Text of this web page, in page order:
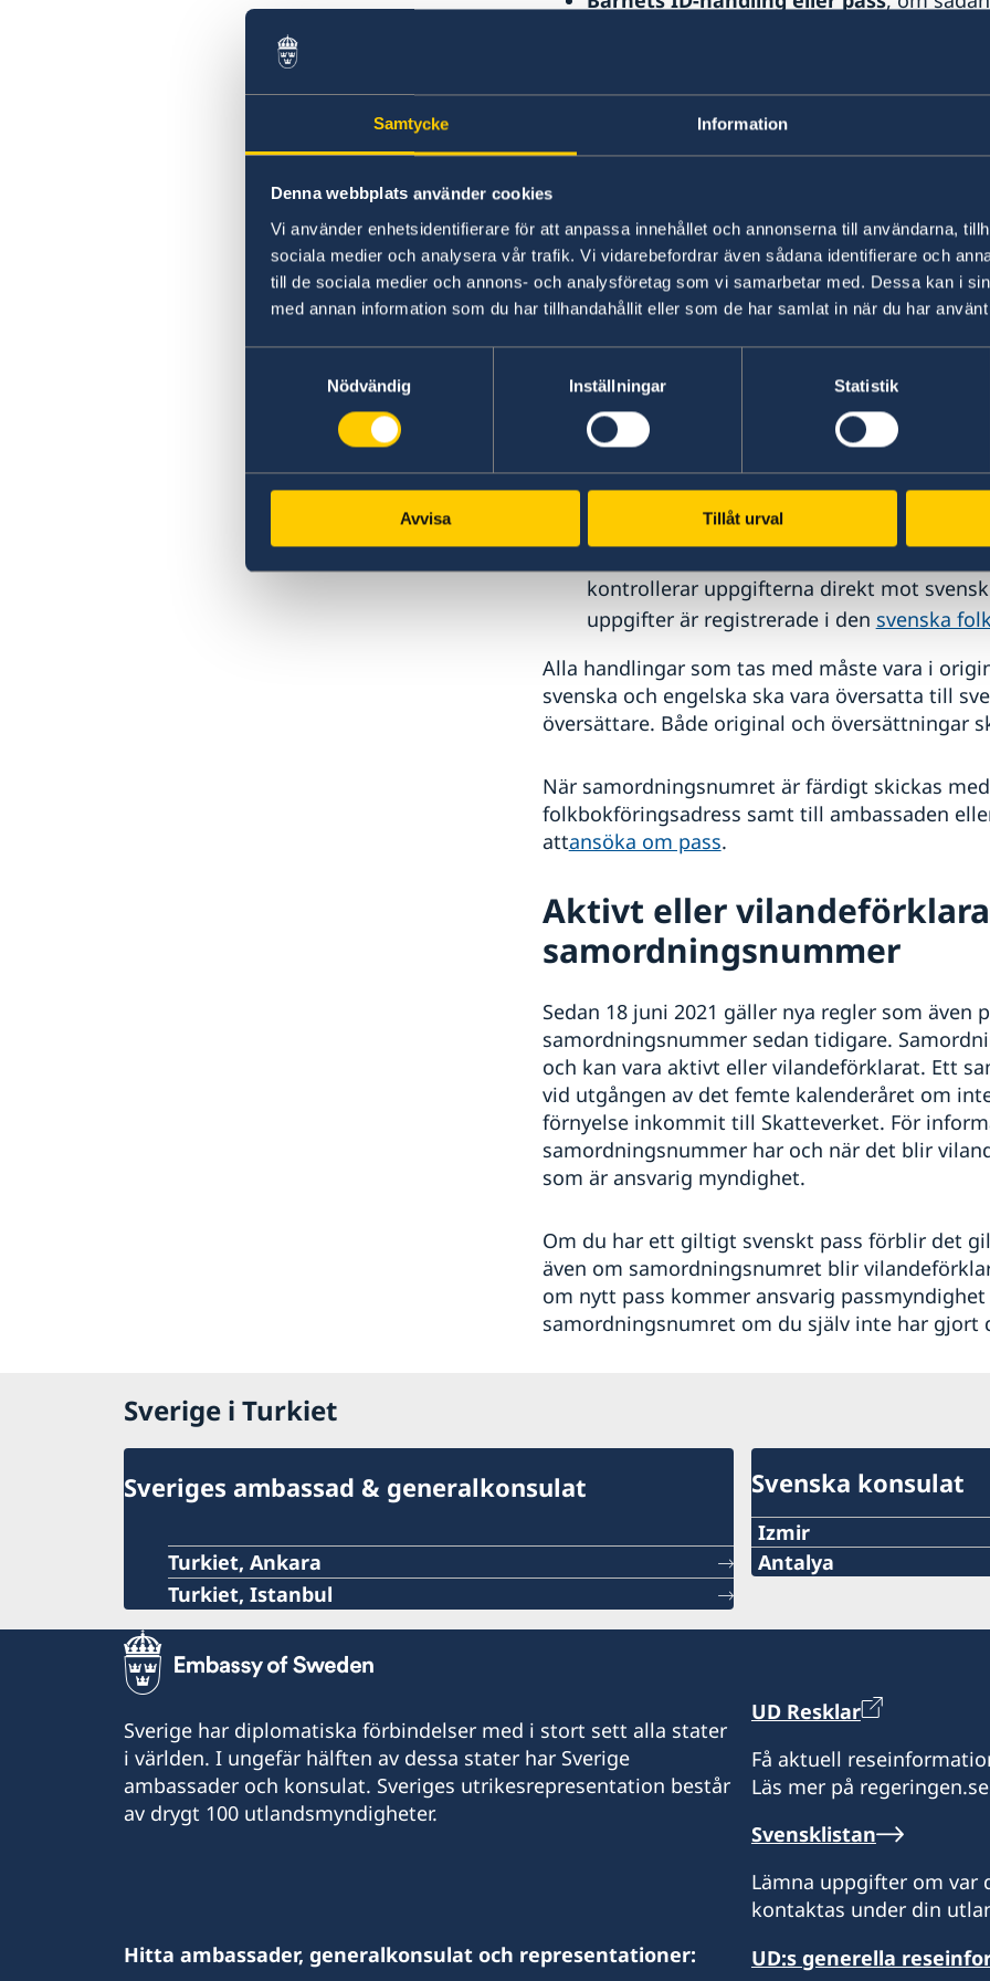
Samtycke Information
Denna webbplats använder cookies
Vi använder enhetsidentifierare för att anpassa innehållet och annonserna till användarna,
sociala medier och analysera vår trafik. Vi vidarebefordrar även sådana identifierare och
till de sociala medier och annons- och analysföretag som vi samarbetar med. Dessa kan i
med annan information som du har tillhandahållit eller som de har samlat in när du har
Nödvändig
Inställningar Statistik
Avvisa Tillåt urval
Blanketten "Medborgarskapsutredning"
undertecknad.Du kan ladda ner
Barnets födelsebevisFormül Asom
Hämtas på Nüfus-kontoret.
Turkiska medborgare ska ta med
Vukuatlı, med information om barnet
dokumentet saknar viktiga uppgifter
originaldokument på Nüfus-kontoret.
om att alla uppgifter om medborgarskap
inte sker automatiskt. Familjebeviset ska
av en auktoriserad översättare.
från
barnet.
Föräldrarnasvigselbevis
, ifall de var gifta
ta med svenskt
kontrollerar uppgifterna direkt mot
uppgifter är registrerade i den svenska
Alla handlingar som tas med måste vara i
svenska och engelska ska vara översatta till
översättare. Både original och översättningar
När samordningsnumret är färdigt skickas
folkbokföringsadress samt till ambassaden
attansöka om pass.
Aktivt eller
samordningsnummer
Sedan 18 juni 2021 gäller nya regler som även
samordningsnummer sedan tidigare.
och kan vara aktivt eller vilandeförklarat. Ett
vid utgången av det femte kalenderåret om
förnyelse inkommit till Skatteverket. För
samordningsnummer har och när det blir
som är ansvarig myndighet.
Om du har ett giltigt svenskt pass förblir det
även om samordningsnumret blir
om nytt pass kommer ansvarig
samordningsnumret om du själv inte har gjort
Sverige i Turkiet
Sveriges ambassad & generalkonsulat
Turkiet, Ankara
Turkiet, Istanbul
Svenska konsulat
Izmir
Telefonnummer
consul@swedenizmir.com
Telefontid:
måndag - fredag kl.
Honorärkonsulatet tar
Konsulatet i Izmie kan
sökts vid en ambassad
Antalya
måndag - fredag kl 10.00-
Honorärkonsulatet tar
Vänligen ring i förväg
Sverige har diplomatiska förbindelser med i stort sett alla stater
i världen. I ungefär hälften av dessa stater har Sverige
ambassader och konsulat. Sveriges utrikesrepresentation består
av drygt 100 utlandsmyndigheter.
Hitta ambassader, generalkonsulat och representationer:
UD Resklar
Få aktuell
Läs mer på
Svensklistan
Lämna uppgifter om var
kontaktas under din
UD:s generella